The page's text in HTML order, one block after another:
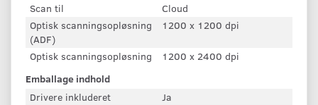
Scan til
Cloud
Optisk scanningsopløsning
(ADF)
1200 x 1200 dpi
Optisk scanningsopløsning
1200 x 2400 dpi
Emballage indhold
Drivere inkluderet
Ja